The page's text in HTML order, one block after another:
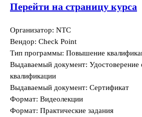
Перейти на страницу курса
Организатор: NTC
Вендор: Check Point
Тип программы: Повышение
Выдаваемый документ:
квалификации
Выдаваемый документ: Сертификат
Формат: Видеолекции
Формат: Практические задания